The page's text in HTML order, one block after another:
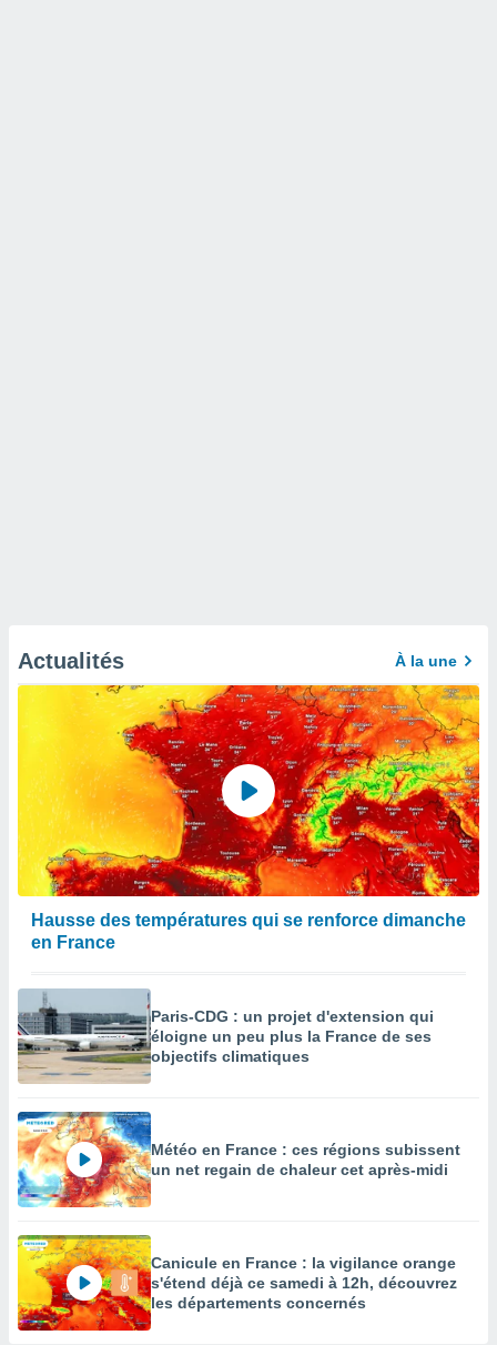
Actualités À la une
Hausse des températures qui se renforce dimanche
en France
Paris-CDG : un projet d'extension qui
éloigne un peu plus la France de ses
objectifs climatiques
Météo en France : ces régions subissent
un net regain de chaleur cet après-midi
Canicule en France : la vigilance orange
s'étend déjà ce samedi à 12h, découvrez
les départements concernés